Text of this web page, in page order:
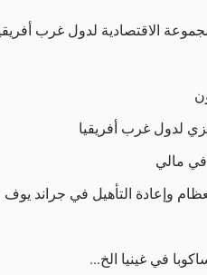
الاقتصادية لدول غرب
لدول غرب أفريقيا
وإعادة التأهيل في جراند يوف
في غينيا الخ...